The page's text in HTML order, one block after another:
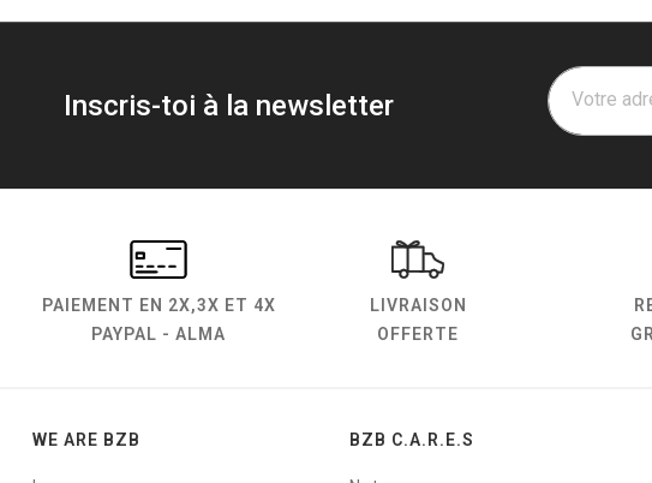
Inscris-toi à la newsletter Votre
PAIEMENT EN 2X,3X ET 4X
PAYPAL - ALMA
LIVRAISON
OFFERTE
WE ARE BZB BZB C.A.R.E.S